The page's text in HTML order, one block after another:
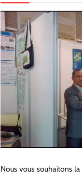
Nous vous souhaitons